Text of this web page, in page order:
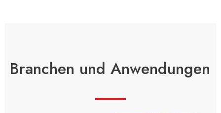
Branchen und Anwendungen